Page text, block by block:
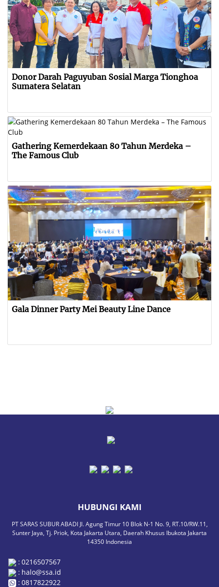
Donor Darah Paguyuban Sosial Marga Tionghoa
Sumatera Selatan
Gathering Kemerdekaan 80 Tahun Merdeka –
The Famous Club
Gala Dinner Party Mei Beauty Line Dance
HUBUNGI KAMI
PT SARAS SUBUR ABADI Jl. Agung Timur 10 Blok N-1 No. 9, RT.10/RW.11,
Sunter Jaya, Tj. Priok, Kota Jakarta Utara, Daerah Khusus Ibukota Jakarta
14350 Indonesia
: 0216507567
: halo@ssa.id
: 0817822922